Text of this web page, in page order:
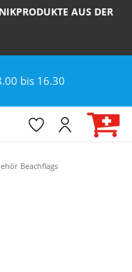
AUS DER
bis 16.30
Beachflags